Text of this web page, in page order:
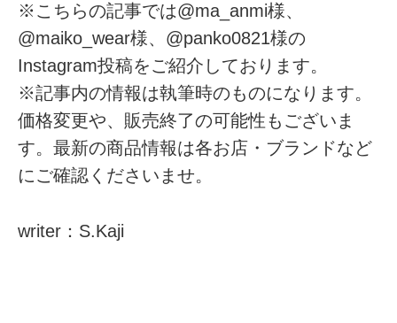
※こちらの記事では@ma_anmi様、
@maiko_wear様、@panko0821様の
Instagram投稿をご紹介しております。
※記事内の情報は執筆時のものになります。
価格変更や、販売終了の可能性もございま
す。最新の商品情報は各お店・ブランドなど
にご確認くださいませ。
writer：S.Kaji